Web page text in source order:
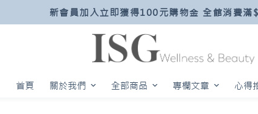
新會員加入立即獲得100元購物金 全館消費滿
首頁 關於我們 全部商品 專欄文章 心得